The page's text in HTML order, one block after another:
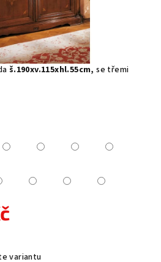
š.190xv.115xhl.55cm,se třemi
variantu